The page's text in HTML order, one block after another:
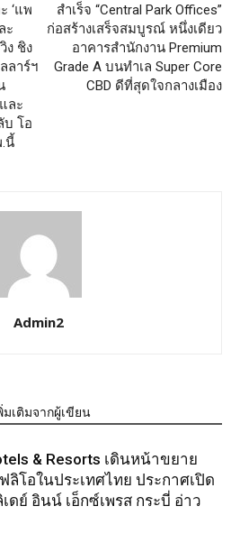
‘แพ
ะ
ง ชิง
ลาร์ฯ
ละ
โอ
นี้
สำเร็จ “Central Park Offices”
ก่อสร้างเสร็จสมบูรณ์ หนึ่งเดียว
อาคารสำนักงาน Premium
Grade A บนทำเล Super Core
CBD ดีที่สุดใจกลางเมือง
Admin2
มเติมจากผู้เขียน
& Resorts เดินหน้าขยาย
ลิโอในประเทศไทย ประกาศเปิด
ดย์ อินน์ เอ็กซ์เพรส กระบี่ อ่าว